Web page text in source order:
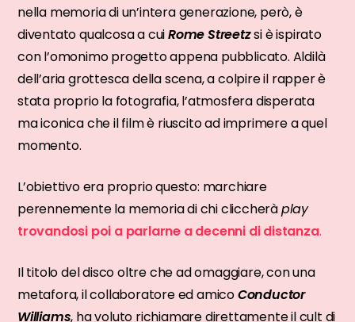
nella memoria di un’intera generazione, però, è
diventato qualcosa a cuiRome Streetzsi è ispirato
con l’omonimo progetto appena pubblicato. Aldilà
dell’aria grottesca della scena, a colpire il rapper è
stata proprio la fotografia, l’atmosfera disperata
ma iconica che il film è riuscito ad imprimere a quel
momento.
L’obiettivo era proprio questo: marchiare
perennemente la memoria di chi cliccheràplay
trovandosi poi a parlarne a decenni di distanza.
Il titolo del disco oltre che ad omaggiare, con una
metafora, il collaboratore ed amicoConductor
Williams, ha voluto richiamare direttamente il cult di